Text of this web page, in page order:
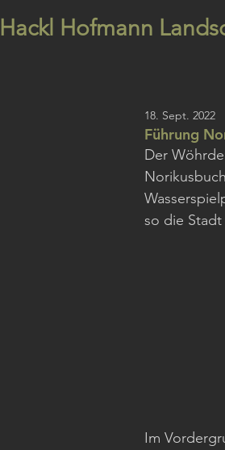
Hackl Hofmann
Führung
18. Sept. 2022
Der
so die
Im